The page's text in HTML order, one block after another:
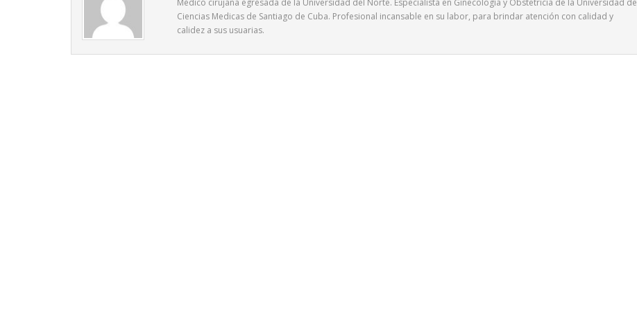
Médico cirujana egresada de la Universidad del Norte. Especialista en Ginecología y Obstetricia de la Universidad de
Ciencias Medicas de Santiago de Cuba. Profesional incansable en su labor, para brindar atención con calidad y
calidez a sus usuarias.